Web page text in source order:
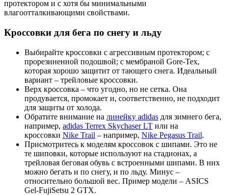
протектором и с хотя бы минимальными
влагоотталкивающими свойствами.
Кроссовки для бега по снегу и льду
Выбирайте кроссовки с агрессивным протектором; с
прорезиненной подошвой; с мембраной Gore-Tex,
которая хорошо защитит от тающего снега. Идеальный
вариант – трейловые кроссовки.
Верх кроссовка – что угодно, но не сетка. Она
продувается, промокает и, соответственно, не подходит
для защиты от холода.
Обратите внимание на линейку adidas для зимнего бега,
например, adidas Terrex Skychaser LT или на
кроссовки Nike Trail – например, Nike Pegasus Trail.
Присмотритесь к моделям кроссовок с шипами. Это не
те шиповки, которые используют на стадионах, а
трейловая беговая обувь с встроенными шипами. В них
можно бегать и по снегу, и по льду. Минус –
относительно большой вес. Пример модели – ASICS
Gel-FujiSetsu 2 GTX.